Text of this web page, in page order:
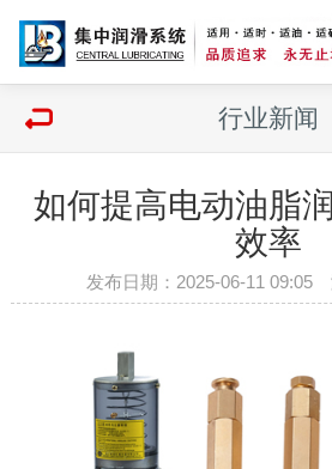
行业新闻
如何提高电动油脂
效率
发布日期：2025-06-11 09:05